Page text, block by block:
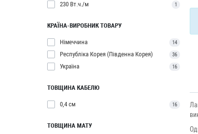
230 Вт.ч./м 1
КРАЇНА-ВИРОБНИК ТОВАРУ
Німеччина 14
Республіка Корея (Південна Корея) 36
Україна 16
ТОВЩИНА КАБЕЛЮ
0,4 см 16
ТОВЩИНА МАТУ